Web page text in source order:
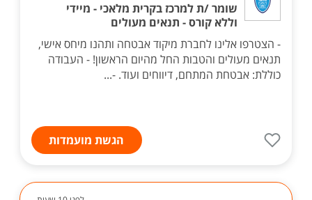
שומר /ת למרכז בקרית מלאכי - מיידי
וללא קורס - תנאים מעולים
- הצטרפו אלינו לחברת מיקוד אבטחה ותהנו מיחס אישי,
תנאים מעולים והטבות החל מהיום הראשון! - העבודה
כוללת: אבטחת המתחם, דיווחים ועוד. -...
הגשת מועמדות